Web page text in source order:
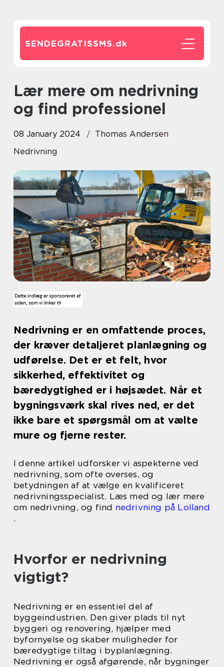
SENDEGRATISSMS.dk
Lær mere om nedrivning
og find professionel
08 January 2024
Thomas Andersen
Nedrivning
Nedrivning er en omfattende proces,
der kræver detaljeret planlægning og
udførelse. Det er et felt, hvor
sikkerhed, effektivitet og
bæredygtighed er i højsædet. Når et
bygningsværk skal rives ned, er det
ikke bare et spørgsmål om at vælte
mure og fjerne rester.
I denne artikel udforsker vi aspekterne ved
nedrivning, som ofte overses, og
betydningen af at vælge en kvalificeret
nedrivningsspecialist. Læs med og lær mere
om nedrivning, og find nedrivning på Lolland
.
Hvorfor er nedrivning
vigtigt?
Nedrivning er en essentiel del af
byggeindustrien. Den giver plads til nyt
byggeri og renovering, hjælper med
byfornyelse og skaber muligheder for
bæredygtige tiltag i byplanlægning.
Nedrivning er også afgørende, når bygninger